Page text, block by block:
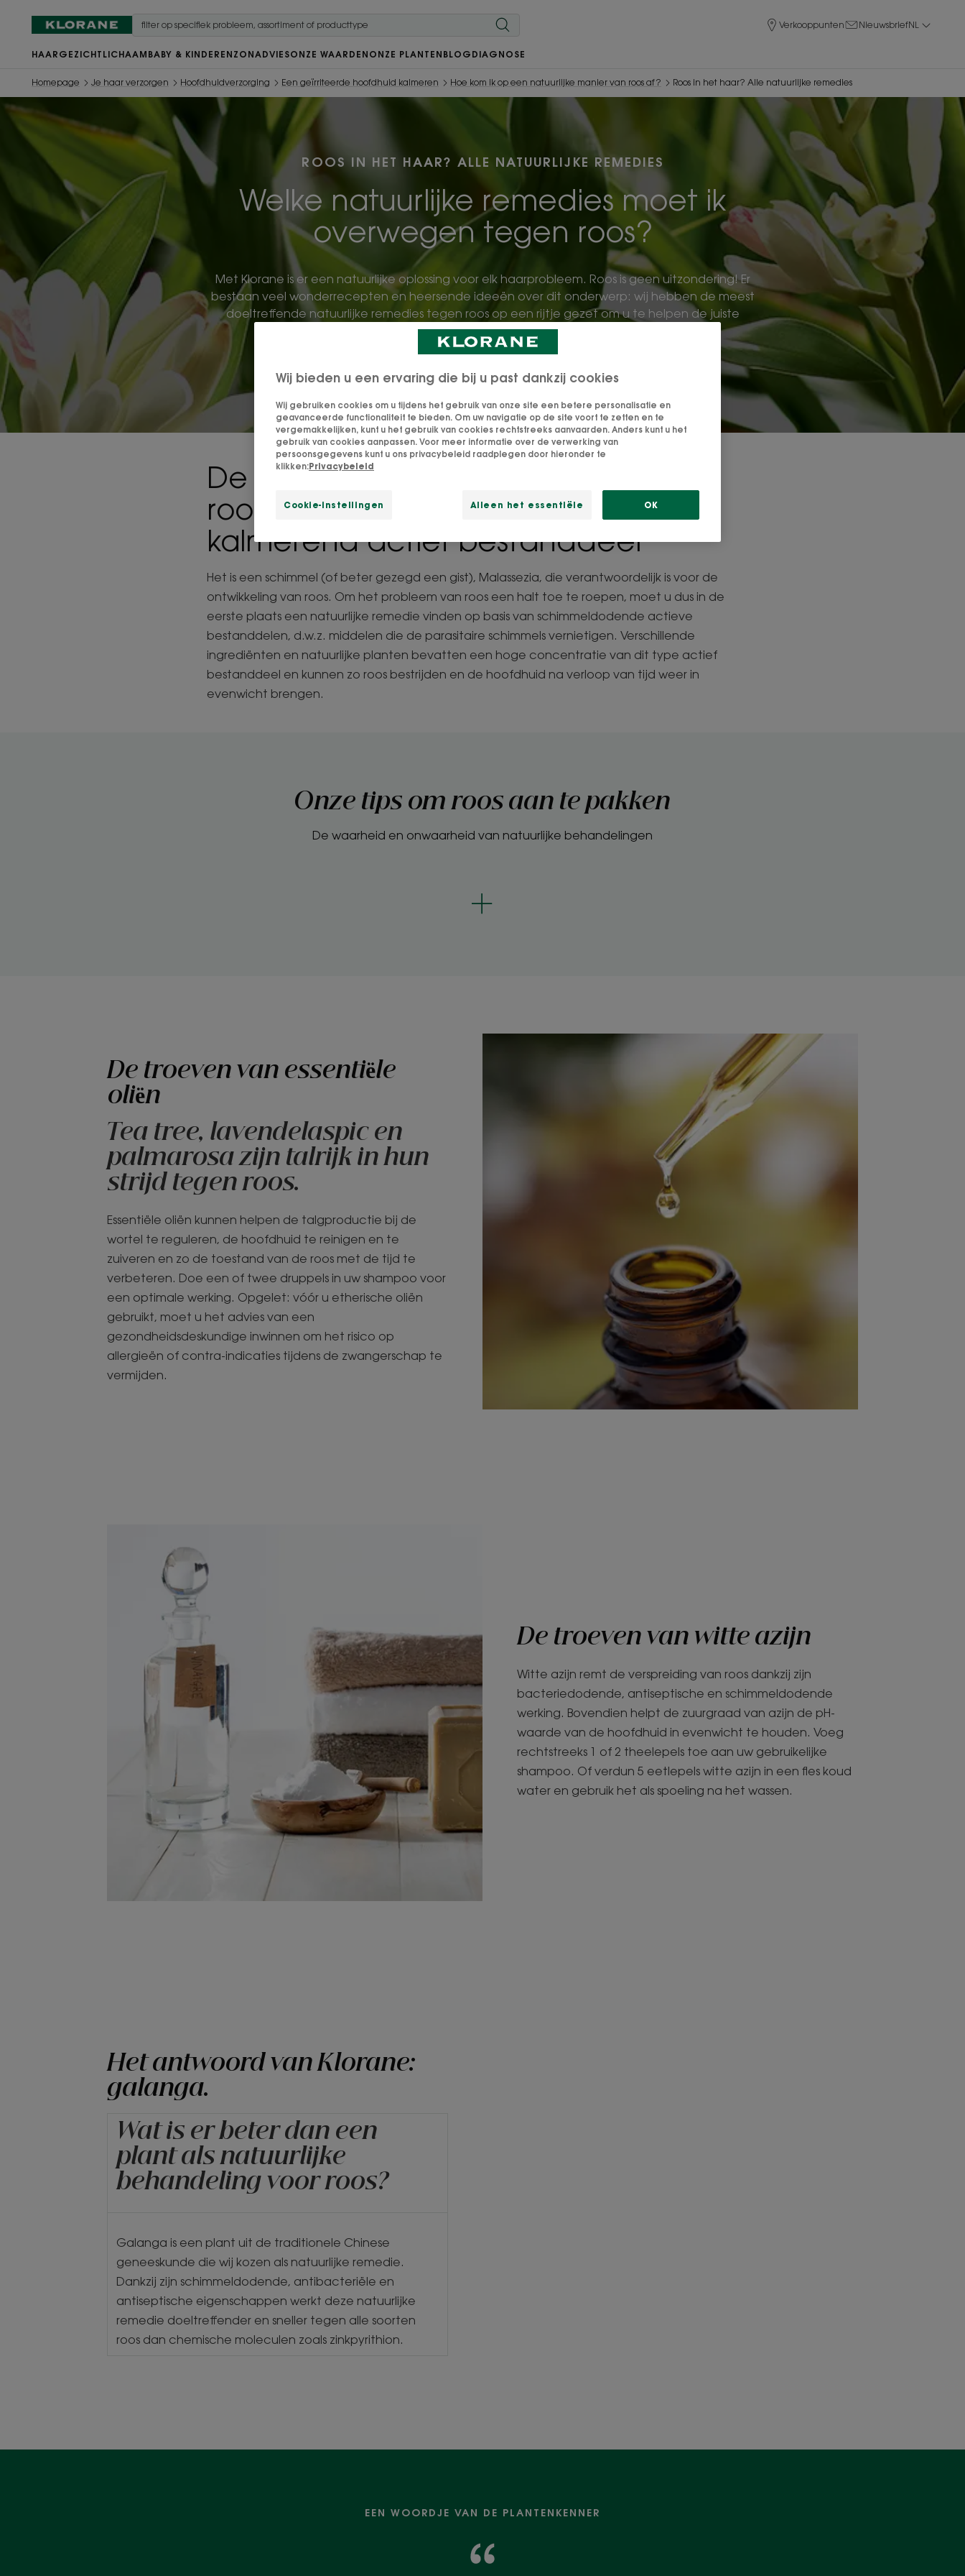
Verkooppunten NieuwsbriefNL
HAAR GEZICHT LICHAAM BABY & KINDEREN ZONADVIESONZE WAARDEN ONZE PLANTEN BLOG DIAGNOSE
Homepage Je haar verzorgen Hoofdhuidverzorging Een geïrriteerde hoofdhuid kalmeren Hoe kom ik op een natuurlijke manier van roos af? Roos in het haar? Alle natuurlijke remedies
ROOS IN HET HAAR? ALLE NATUURLIJKE REMEDIES
Welke natuurlijke remedies moet ik
overwegen tegen roos?
Met Klorane is er een natuurlijke oplossing voor elk haarprobleem. Roos is geen uitzondering! Er
bestaan veel wonderrecepten en heersende ideeën over dit onderwerp: wij hebben de meest
doeltreffende natuurlijke remedies tegen roos op een rijtje gezet om u te helpen de juiste
keuzes te maken.
De ideale natuurlijke remedie tegen
roos: een schimmeldodend en
kalmerend actief bestanddeel
Het is een schimmel (of beter gezegd een gist), Malassezia, die verantwoordelijk is voor de
ontwikkeling van roos. Om het probleem van roos een halt toe te roepen, moet u dus in de
eerste plaats een natuurlijke remedie vinden op basis van schimmeldodende actieve
bestanddelen, d.w.z. middelen die de parasitaire schimmels vernietigen. Verschillende
ingrediënten en natuurlijke planten bevatten een hoge concentratie van dit type actief
bestanddeel en kunnen zo roos bestrijden en de hoofdhuid na verloop van tijd weer in
evenwicht brengen.
Onze tips om roos aan te pakken
De waarheid en onwaarheid van natuurlijke behandelingen
De troeven van essentiële
oliën
Tea tree, lavendelaspic en
palmarosa zijn talrijk in hun
strijd tegen roos.
Essentiële oliën kunnen helpen de talgproductie bij de
wortel te reguleren, de hoofdhuid te reinigen en te
zuiveren en zo de toestand van de roos met de tijd te
verbeteren. Doe een of twee druppels in uw shampoo voor
een optimale werking. Opgelet: vóór u etherische oliën
gebruikt, moet u het advies van een
gezondheidsdeskundige inwinnen om het risico op
allergieën of contra-indicaties tijdens de zwangerschap te
vermijden.
De troeven van witte azijn
Witte azijn remt de verspreiding van roos dankzij zijn
bacteriedodende, antiseptische en schimmeldodende
werking. Bovendien helpt de zuurgraad van azijn de pH-
waarde van de hoofdhuid in evenwicht te houden. Voeg
rechtstreeks 1 of 2 theelepels toe aan uw gebruikelijke
shampoo. Of verdun 5 eetlepels witte azijn in een fles koud
water en gebruik het als spoeling na het wassen.
Het antwoord van Klorane:
galanga.
Wat is er beter dan een
plant als natuurlijke
behandeling voor roos?
Galanga is een plant uit de traditionele Chinese
geneeskunde die wij kozen als natuurlijke remedie.
Dankzij zijn schimmeldodende, antibacteriële en
antiseptische eigenschappen werkt deze natuurlijke
remedie doeltreffender en sneller tegen alle soorten
roos dan chemische moleculen zoals zinkpyrithion.
EEN WOORDJE VAN DE PLANTENKENNER
Wij bieden u een ervaring die bij u past dankzij cookies
Wij gebruiken cookies om u tijdens het gebruik van onze site een betere personalisatie en
geavanceerde functionaliteit te bieden. Om uw navigatie op de site voort te zetten en te
vergemakkelijken, kunt u het gebruik van cookies rechtstreeks aanvaarden. Anders kunt u het
gebruik van cookies aanpassen. Voor meer informatie over de verwerking van
persoonsgegevens kunt u ons privacybeleid raadplegen door hieronder te
klikken:Privacybeleid
Cookie-instellingen Alleen het essentiële OK